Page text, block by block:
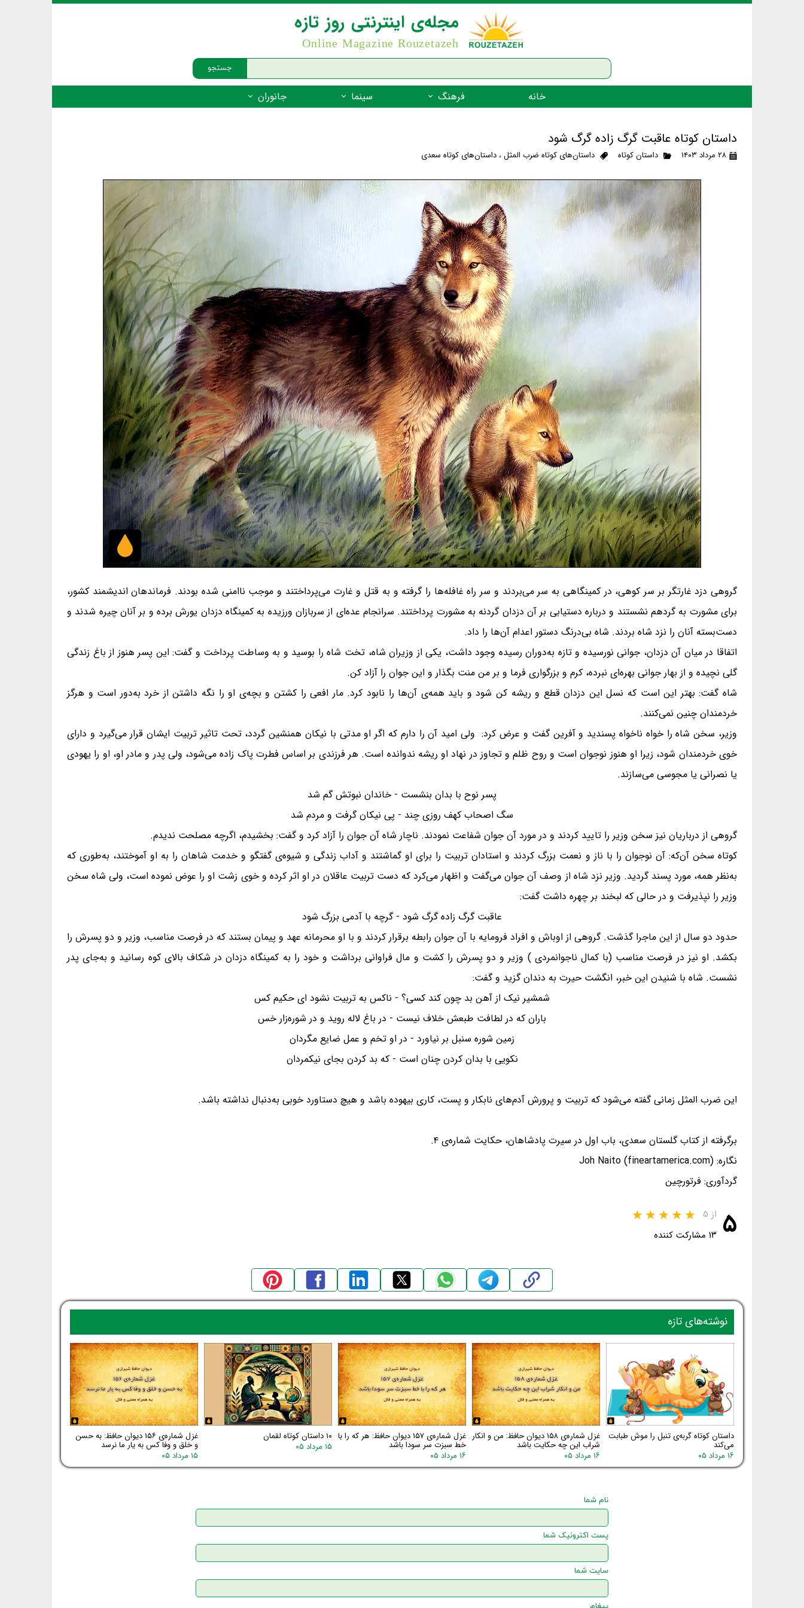
جستجو
مجله‌ی اینترنتی روز تازه
Online Magazine Rouzetazeh
خانه فرهنگ
شعر فارسی
زندگینامه‌ی بزرگان
گفتاورد
سینما جانوران
جانوران مهره‌دار - ماهیان
داستان کوتاه عاقبت گرگ زاده گرگ شود
۲۸ مرداد ۱۴۰۳ داستان کوتاه داستان‌های کوتاه ضرب المثل، داستان‌های کوتاه سعدی
گروهی دزد غارتگر بر سر کوهی، در کمینگاهی به سر می‌بردند و سر راه غافله‌ها را گرفته و به قتل و غارت می‌پرداختند و موجب ناامنی شده بودند. فرماندهان اندیشمند کشور،
برای مشورت به گردهم نشستند و درباره دستیابی بر آن دزدان گردنه به مشورت پرداختند. سرانجام عده‌ای از سربازان ورزیده به کمینگاه دزدان یورش برده و بر آنان چیره شدند و
دست‌بسته آنان را نزد شاه بردند. شاه بی‌درنگ دستور اعدام آن‌ها را داد.
اتفاقا در میان آن دزدان، جوانی نورسیده و تازه به‌دوران رسیده وجود داشت، یکی از وزیران شاه، تخت شاه را بوسید و به وساطت پرداخت و گفت: این پسر هنوز از باغ زندگی
گلی نچیده و از بهار جوانی بهره‌ای نبرده، کرم و بزرگواری فرما و بر من منت بگذار و این جوان را آزاد کن.
شاه گفت: بهتر این است که نسل این دزدان قطع و ریشه کن شود و باید همه‌ی آن‌ها را نابود کرد. مار افعی را کشتن و بچه‌ی او را نگه داشتن از خرد به‌دور است و هرگز
خردمندان چنین نمی‌کنند.
وزیر، سخن شاه را خواه ناخواه پسندید و آفرین گفت و عرض کرد: ولی امید آن را دارم که اگر او مدتی با نیکان همنشین گردد، تحت تاثیر تربیت ایشان قرار می‌گیرد و دارای
خوی خردمندان شود، زیرا او هنوز نوجوان است و روح ظلم و تجاوز در نهاد او ریشه ندوانده است. هر فرزندی بر اساس فطرت پاک زاده می‌شود، ولی پدر و مادر او، او را یهودی
یا نصرانی یا مجوسی می‌سازند.
پسر نوح با بدان بنشست - خاندان نبوتش گم شد
سگ اصحاب کهف روزی چند - پی نیکان گرفت و مردم شد
گروهی از درباریان نیز سخن وزیر را تایید کردند و در مورد آن جوان شفاعت نمودند. ناچار شاه آن جوان را آزاد کرد و گفت: بخشیدم، اگرچه مصلحت ندیدم.
کوتاه سخن آن‌که: آن نوجوان را با ناز و نعمت بزرگ کردند و استادان تربیت را برای او گماشتند و آداب زندگی و شیوه‌ی گفتگو و خدمت شاهان را به او آموختند، به‌طوری که
به‌نظر همه، مورد پسند گردید. وزیر نزد شاه از وصف آن جوان می‌گفت و اظهار می‌کرد که دست تربیت عاقلان در او اثر کرده و خوی زشت او را عوض نموده است، ولی شاه سخن
وزیر را نپذیرفت و در حالی که لبخند بر چهره داشت گفت:
عاقبت گرگ زاده گرگ شود - گرچه با آدمی بزرگ شود
حدود دو سال از این ماجرا گذشت. گروهی از اوباش و افراد فرومایه با آن جوان رابطه برقرار کردند و با او محرمانه عهد و پیمان بستند که در فرصت مناسب، وزیر و دو پسرش را
بکشد. او نیز در فرصت مناسب (با کمال ناجوانمردی ) وزیر و دو پسرش را کشت و مال فراوانی برداشت و خود را به کمینگاه دزدان در شکاف بالای کوه رسانید و به‌جای پدر
نشست. شاه با شنیدن این خبر، انگشت حیرت به دندان گزید و گفت:
شمشیر نیک از آهن بد چون کند کسی؟ - ناکس به تربیت نشود ای حکیم کس
باران که در لطافت طبعش خلاف نیست - در باغ لاله روید و در شوره‌زار خس
زمین شوره سنبل بر نیاورد - در او تخم و عمل ضایع مگردان
نکویی با بدان کردن چنان است - که بد کردن بجای نیکمردان
این ضرب المثل زمانی گفته می‌شود که تربیت و پرورش آدم‌های نابکار و پست، کاری بیهوده باشد و هیچ دستاورد خوبی به‌دنبال نداشته باشد.
برگرفته از کتاب گلستان سعدی، باب اول در سیرت پادشاهان، حکایت شماره‌ی ۴.
نگاره: Joh Naito (fineartamerica.com)
گردآوری: فرتورچین
۵ از ۵
۱۳ مشارکت کننده
داستان کوتاه گربه‌ی تنبل را موش طبابت
می‌کند
۱۶ مرداد ۰۵
غزل شماره‌ی ۱۵۸ دیوان حافظ: من و انکار
شراب این چه حکایت باشد
۱۶ مرداد ۰۵
غزل شماره‌ی ۱۵۷ دیوان حافظ: هر که را با
خط سبزت سر سودا باشد
۱۶ مرداد ۰۵
۱۰ داستان کوتاه لقمان
۱۵ مرداد ۰۵
غزل شماره‌ی ۱۵۶ دیوان حافظ: به حسن
و خلق و وفا کس به یار ما نرسد
۱۵ مرداد ۰۵
نوشته‌های تازه
نام شما
پست اکترونیک شما
سایت شما